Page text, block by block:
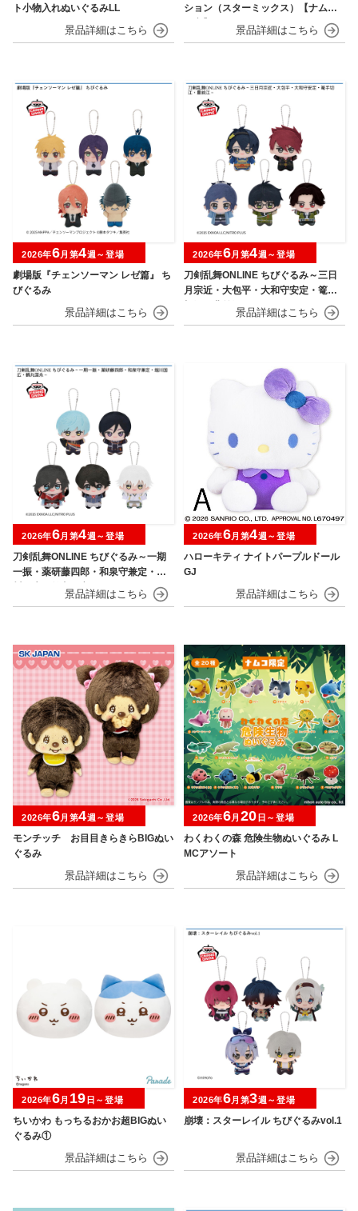
ト小物入れぬいぐるみLL
ション（スターミックス）【ナムコ
劇場版『チェンソーマン レゼ篇』 ち
びぐるみ
2026年6月第4週～登場
刀剣乱舞ONLINE ちびぐるみ～三日
月宗近・大包平・大和守安定・篭手
切江・豊前江～
2026年6月第4週～登場
刀剣乱舞ONLINE ちびぐるみ～一期
一振・薬研藤四郎・和泉守兼定・堀
川国広・鶴丸国永～
2026年6月第4週～登場
ハローキティ ナイトパープルドール
GJ
2026年6月第4週～登場
モンチッチ お目目きらきらBIGぬい
ぐるみ
2026年6月第4週～登場
わくわくの森 危険生物ぬいぐるみ L
MCアソート
2026年6月 20 日～登場
ちいかわ もっちるおかお超BIGぬい
ぐるみ①
2026年6月 19 日～登場
崩壊：スターレイル ちびぐるみvol.1
2026年6月第3週～登場